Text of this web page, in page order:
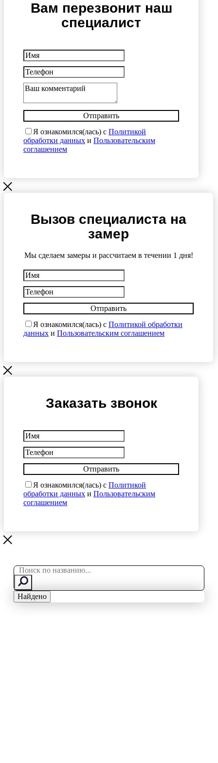
Вам перезвонит наш
специалист
Отправить
Я ознакомился(лась) с Политикой
обработки данных и Пользовательским
соглашением
Вызов специалиста на
замер
Мы сделаем замеры и рассчитаем в течении 1 дня!
Отправить
Я ознакомился(лась) с Политикой обработки
данных и Пользовательским соглашением
Заказать звонок
Отправить
Я ознакомился(лась) с Политикой
обработки данных и Пользовательским
соглашением
Search
Найдено